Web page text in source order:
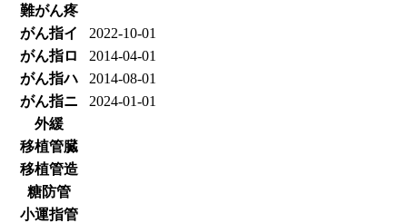
難がん疼
がん指イ
2022-10-01
がん指ロ
2014-04-01
がん指ハ
2014-08-01
がん指ニ
2024-01-01
外緩
移植管臓
移植管造
糖防管
小運指管